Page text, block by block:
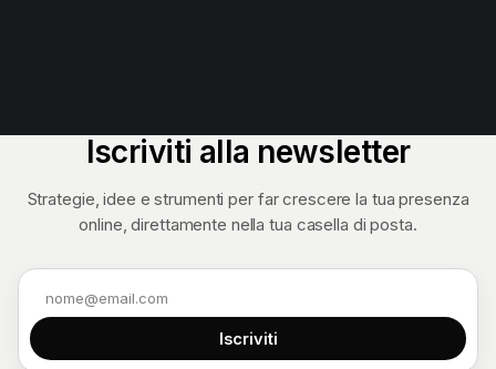
Iscriviti alla newsletter
Strategie, idee e strumenti per far crescere la tua presenza
online, direttamente nella tua casella di posta.
Indirizzo email
Iscriviti